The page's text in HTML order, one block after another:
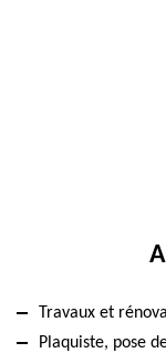
Travaux et
Plaquiste, pose